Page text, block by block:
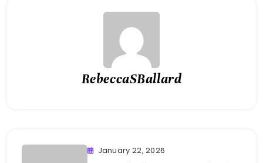
RebeccaSBallard
January 22, 2026